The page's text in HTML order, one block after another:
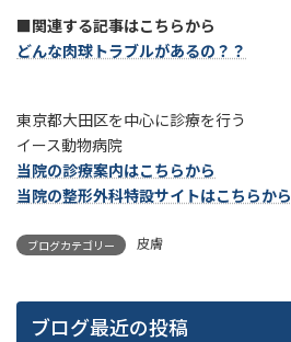
■関連する記事はこちらから
どんな肉球トラブルがあるの？？
東京都大田区を中心に診療を行う
イース動物病院
当院の診療案内はこちらから
当院の整形外科特設サイトはこちらから
ブログカテゴリー 皮膚
ブログ最近の投稿